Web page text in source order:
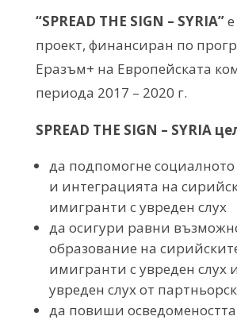
“SPREAD THE SIGN – SYRIA”е
проект, финансиран по
Еразъм+ на Европейската
периода 2017 – 2020 г.
SPREAD THE SIGN – SYRIA
да подпомогне
и интеграцията на
имигранти с увреден слух
да осигури равни
образование на
имигранти с увреден слух
увреден слух от
да повиши